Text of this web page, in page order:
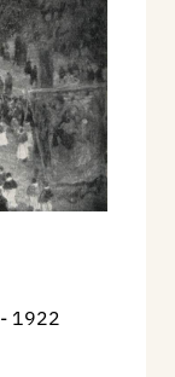
- 1922